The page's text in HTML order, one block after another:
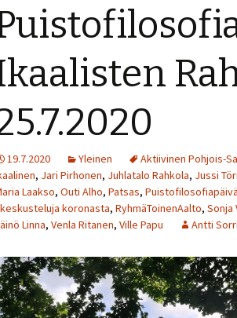
Muuta ohjelmaa
19.7.2020 Yleinen Aktiivinen Pohjois-
, Jari Pirhonen, Juhlatalo Rahkola, Jussi
Laakso, Outi Alho, Patsas, Puistofilosofiapäivä
koronasta, RyhmäToinenAalto, Sonja
Linna, Venla Ritanen, Ville Papu Antti Sorri